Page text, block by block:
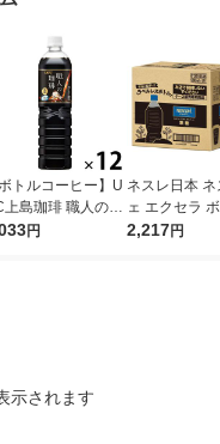
ヒー インドネシ
ボトルコーヒー】U
上島珈琲 職人の珈
糖 900ml 1箱（1
円
ネスレ日本
ェ エクセラ
ーヒー 無糖
2,217円
示されます